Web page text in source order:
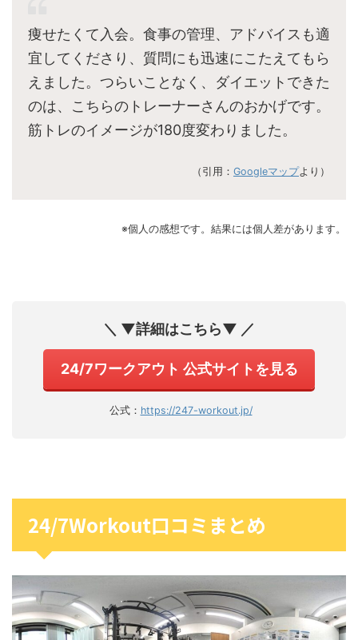
痩せたくて入会。食事の管理、アドバイスも適
宜してくださり、質問にも迅速にこたえてもら
えました。つらいことなく、ダイエットできた
のは、こちらのトレーナーさんのおかげです。
筋トレのイメージが180度変わりました。
（引用： Googleマップより）
※個人の感想です。結果には個人差があります。
＼ ▼詳細はこちら▼ ／
24/7ワークアウト 公式サイトを見る
公式： https://247-workout.jp/
24/7Workout口コミまとめ